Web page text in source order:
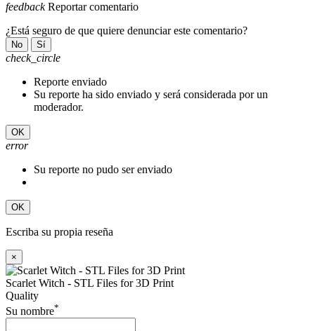
feedback Reportar comentario
¿Está seguro de que quiere denunciar este comentario?
No Sí
check_circle
Reporte enviado
Su reporte ha sido enviado y será considerada por un
moderador.
OK
error
Su reporte no pudo ser enviado
OK
Escriba su propia reseña
×
Scarlet Witch - STL Files for 3D Print
Quality
Su nombre*